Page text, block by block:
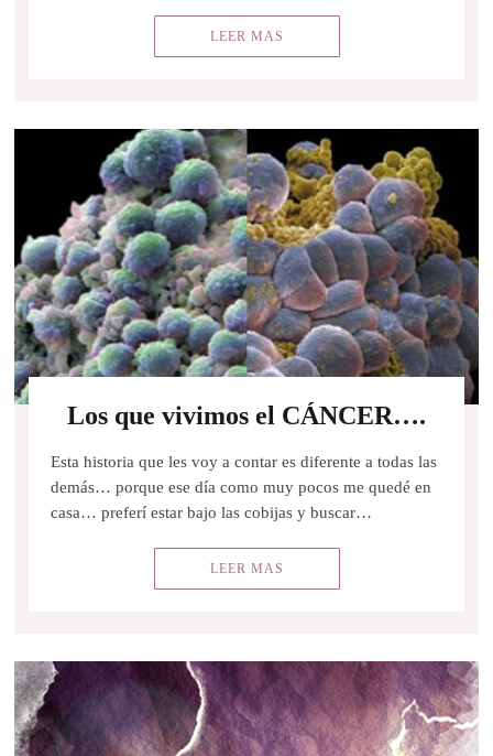
LEER MAS
Los que vivimos el CÁNCER….
Esta historia que les voy a contar es diferente a todas las
demás… porque ese día como muy pocos me quedé en
casa… preferí estar bajo las cobijas y buscar…
LEER MAS